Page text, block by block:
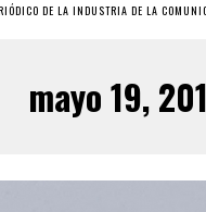
DE LA INDUSTRIA DE LA
mayo 19,